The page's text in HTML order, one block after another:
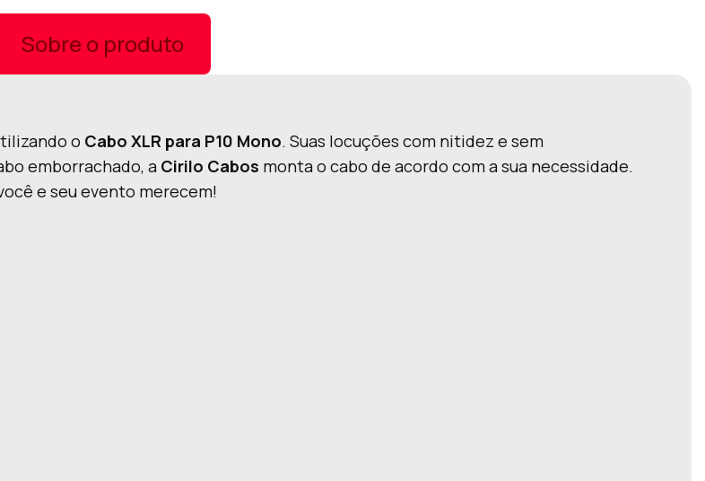
Sobre o produto
o Cabo XLR para P10 Mono. Suas locuções com nitidez e sem
emborrachado, a Cirilo Cabos monta o cabo de acordo com a sua necessidade.
e seu evento merecem!